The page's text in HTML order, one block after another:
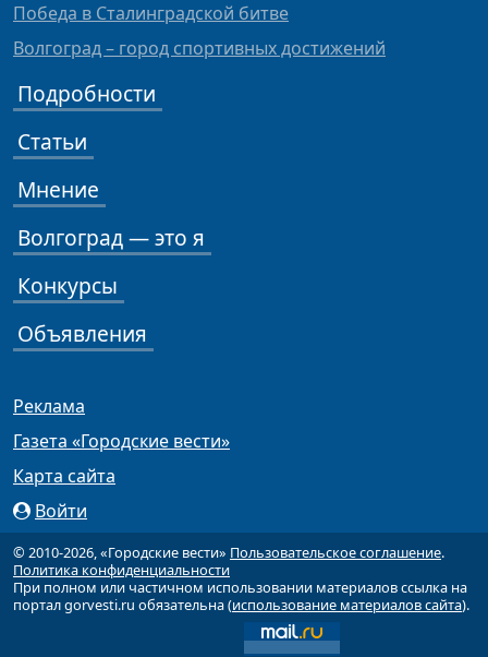
Победа в Сталинградской битве
Волгоград – город спортивных достижений
Подробности
Статьи
Мнение
Волгоград — это я
Конкурсы
Объявления
Реклама
Газета «Городские вести»
Карта сайта
Войти
© 2010-2026, «Городские вести» Пользовательское соглашение.
Политика конфиденциальности
При полном или частичном использовании материалов ссылка на
портал gorvesti.ru обязательна (использование материалов сайта).